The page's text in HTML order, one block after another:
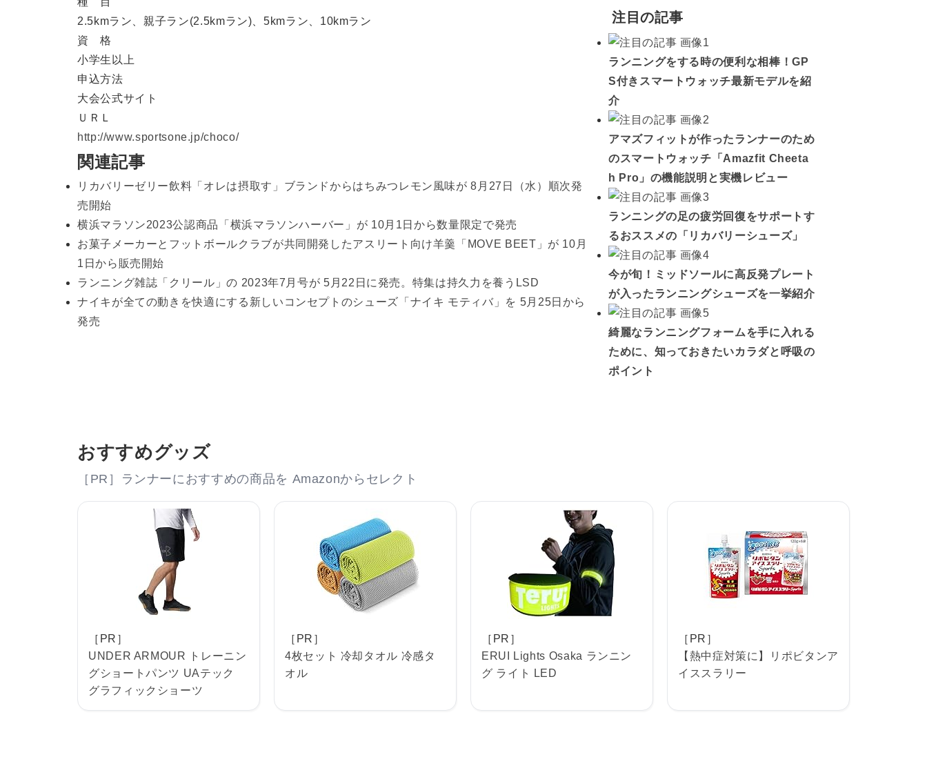
2.5kmラン、親子ラン(2.5kmラン)、5kmラン、10kmラン
資 格
小学生以上
申込方法
大会公式サイト
ＵＲＬ
http://www.sportsone.jp/choco/
関連記事
リカバリーゼリー飲料「オレは摂取す」ブランドからはちみつレモン風味が 8月27日（水）順次発
売開始
横浜マラソン2023公認商品「横浜マラソンハーバー」が 10月1日から数量限定で発売
お菓子メーカーとフットボールクラブが共同開発したアスリート向け羊羹「MOVE BEET」が 10月
1日から販売開始
ランニング雑誌「クリール」の 2023年7月号が 5月22日に発売。特集は持久力を養うLSD
ナイキが全ての動きを快適にする新しいコンセプトのシューズ「ナイキ モティバ」を 5月25日から
発売
注目の記事
ランニングをする時の便利な相棒！GP
S付きスマートウォッチ最新モデルを紹
介
アマズフィットが作ったランナーのため
のスマートウォッチ「Amazfit Cheeta
h Pro」の機能説明と実機レビュー
ランニングの足の疲労回復をサポートす
るおススメの「リカバリーシューズ」
今が旬！ミッドソールに高反発プレート
が入ったランニングシューズを一挙紹介
綺麗なランニングフォームを手に入れる
ために、知っておきたいカラダと呼吸の
ポイント
おすすめグッズ
［PR］ランナーにおすすめの商品を Amazonからセレクト
［PR］
UNDER ARMOUR トレーニン
グショートパンツ UAテック
グラフィックショーツ
［PR］
4枚セット 冷却タオル 冷感タ
オル
［PR］
ERUI Lights Osaka ランニン
グ ライト LED
［PR］
【熱中症対策に】リポビタンア
イススラリー